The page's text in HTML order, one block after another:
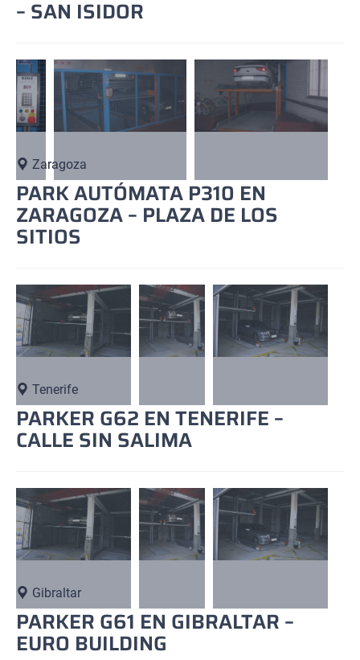
– SAN ISIDOR
Zaragoza
PARK AUTÓMATA P310 EN
ZARAGOZA – PLAZA DE LOS
SITIOS
Tenerife
PARKER G62 EN TENERIFE –
CALLE SIN SALIMA
Gibraltar
PARKER G61 EN GIBRALTAR –
EURO BUILDING